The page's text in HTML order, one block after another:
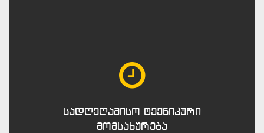
სადღეღამისო ტექნიკური
მომსახურება